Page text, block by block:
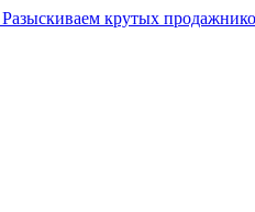
крутых